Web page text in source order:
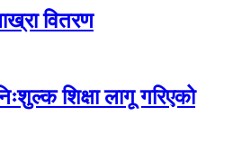
वितरण
शिक्षा लागू गरिएको